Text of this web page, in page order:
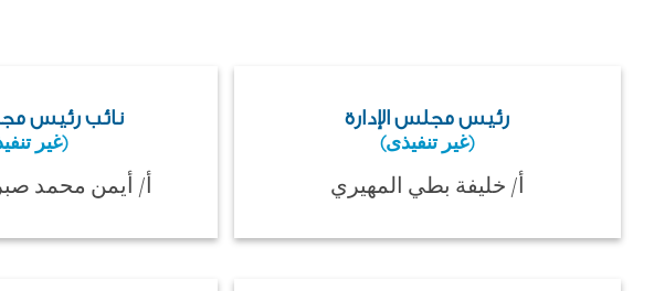
رئيس مجلس الإدارة
(غير تنفيذى)
أ/ خليفة بطي المهيري
نائب رئيس
(غير
أ/ أيمن محمد